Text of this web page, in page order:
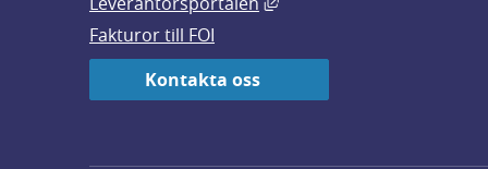
Fakturor till FOI
Kontakta oss